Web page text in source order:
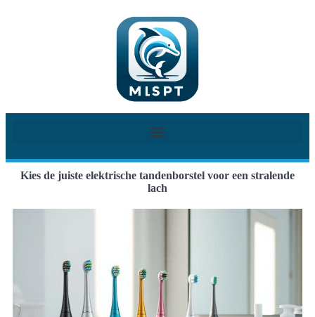
Kies de juiste elektrische tandenborstel voor een stralende
lach